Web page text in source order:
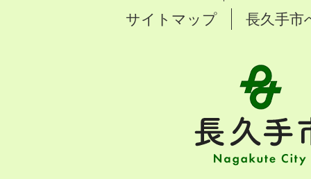
サイトマップ
長久手市
手
市